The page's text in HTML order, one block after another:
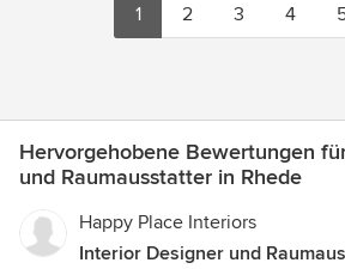
1 2 3 4
Hervorgehobene Bewertungen
und Raumausstatter in Rhede
Happy Place Interiors
Interior Designer und